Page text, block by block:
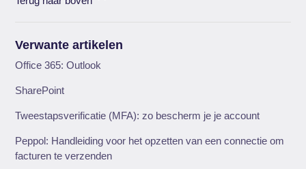
Verwante artikelen
Office 365: Outlook
SharePoint
Tweestapsverificatie (MFA): zo bescherm je je account
Peppol: Handleiding voor het opzetten van een connectie om
facturen te verzenden